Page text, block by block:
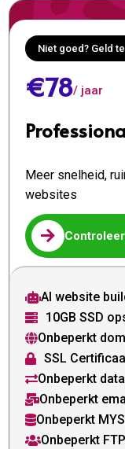
Niet goed? Geld
€78/ jaar
Meer snelheid,
websites

AI website
 10GB SSD
Onbeperkt
 SSL
Onbeperkt
Onbeperkt
Onbeperkt
Onbeperkt